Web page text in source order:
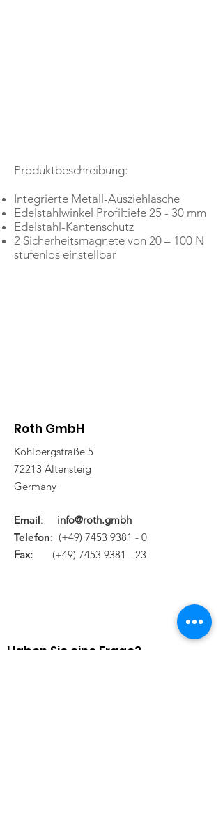
Produktbeschreibung:
Integrierte Metall-Ausziehlasche
Edelstahlwinkel Profiltiefe 25 - 30 mm
Edelstahl-Kantenschutz
2 Sicherheitsmagnete von 20 – 100 N
stufenlos einstellbar
Roth GmbH
Kohlbergstraße 5
72213 Altensteig
Germany
Email: info@roth.gmbh
Telefon: (+49) 7453 9381 - 0
Fax: (+49) 7453 9381 - 23
Haben Sie eine Frage?